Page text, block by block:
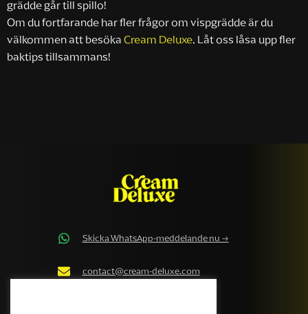
grädde går till spillo!
Om du fortfarande har fler frågor om vispgrädde är du
välkommen att besökaCream Deluxe. Låt oss låsa upp fler
baktips tillsammans!
Skicka WhatsApp-meddelande nu →
contact@cream-deluxe.com